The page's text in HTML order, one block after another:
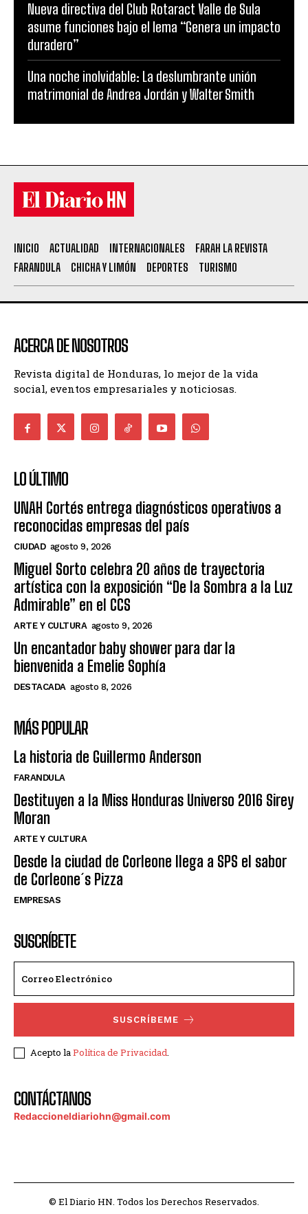
Nueva directiva del Club Rotaract Valle de Sula
asume funciones bajo el lema “Genera un impacto
duradero”
Una noche inolvidable: La deslumbrante unión
matrimonial de Andrea Jordán y Walter Smith
INICIO ACTUALIDAD INTERNACIONALES
FARAH LA REVISTA
FARANDULA
CHICHA Y LIMÓN DEPORTES TURISMO
ACERCA DE NOSOTROS
Revista digital de Honduras, lo mejor de la vida
social, eventos empresariales y noticiosas.
LO ÚLTIMO
UNAH Cortés entrega diagnósticos operativos a
reconocidas empresas del país
CIUDAD agosto 9, 2026
Miguel Sorto celebra 20 años de trayectoria
artística con la exposición “De la Sombra a la Luz
Admirable” en el CCS
ARTE Y CULTURA agosto 9, 2026
Un encantador baby shower para dar la
bienvenida a Emelie Sophía
DESTACADA agosto 8, 2026
MÁS POPULAR
La historia de Guillermo Anderson
FARANDULA
Destituyen a la Miss Honduras Universo 2016 Sirey
Moran
ARTE Y CULTURA
Desde la ciudad de Corleone llega a SPS el sabor
de Corleone´s Pizza
EMPRESAS
SUSCRÍBETE
SUSCRÍBEME
Acepto laPolítica de Privacidad.
CONTÁCTANOS
Redaccioneldiariohn@gmail.com
© El Diario HN. Todos los Derechos Reservados.